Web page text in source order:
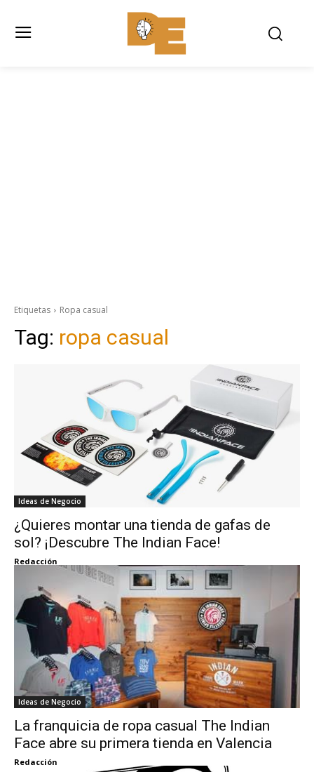
Etiquetas Ropa casual
Tag: ropa casual
Ideas de Negocio
¿Quieres montar una tienda de gafas de
sol? ¡Descubre The Indian Face!
Redacción
Ideas de Negocio
La franquicia de ropa casual The Indian
Face abre su primera tienda en Valencia
Redacción